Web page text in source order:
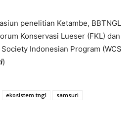
penelitian Ketambe, BBTNGL
Konservasi Lueser (FKL) dan
Indonesian Program (WCS
)
ekosistem tngl
samsuri